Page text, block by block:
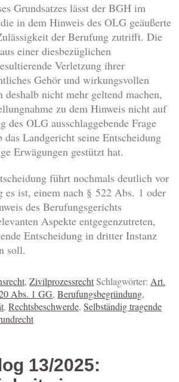
Grundsatzes lässt der BGH im
in dem Hinweis des OLG geäußerte
der Berufung zutrifft. Die
einer diesbezüglichen
Verletzung ihrer
Gehör und wirkungsvollen
deshalb nicht mehr geltend machen,
zu dem Hinweis nicht auf
des OLG ausschlaggebende Frage
das Landgericht seine Entscheidung
Erwägungen gestützt hat.
führt nochmals deutlich vor
ist, einem nach § 522 Abs. 1 oder
des Berufungsgerichts
Aspekte entgegenzutreten,
Entscheidung in dritter Instanz
soll.
,ZivilprozessrechtSchlagwörter:Art.
Abs. 1 GG,Berufungsbegründung,
,Rechtsbeschwerde,Selbständig tragende
13/2025: